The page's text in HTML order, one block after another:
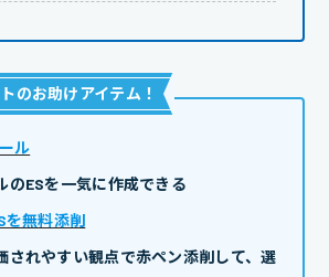
のお助けアイテム ！
ル
のESを一気に作成できる
を無料添削
されやすい観点で赤ペン添削して、選